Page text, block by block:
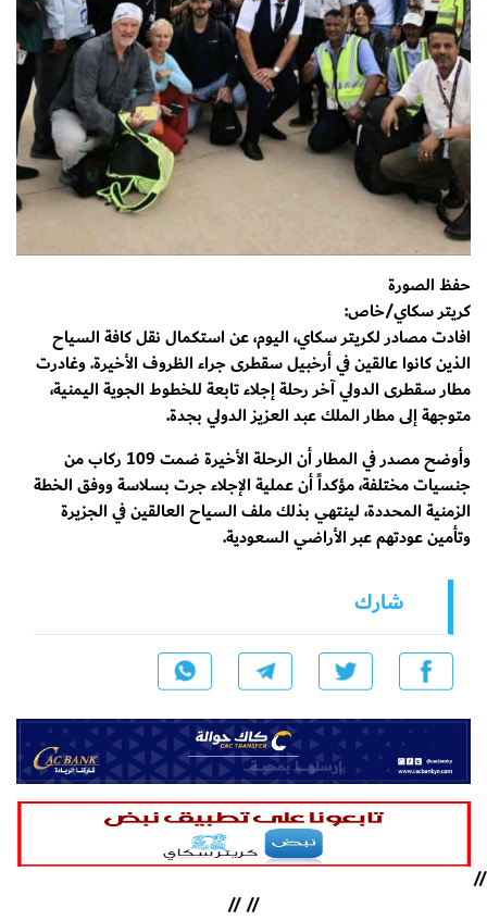
حفظ الصورة
كريتر سكاي/خاص:
افادت مصادر لكريتر سكاي، اليوم، عن استكمال نقل كافة السياح
الذين كانوا عالقين في أرخبيل سقطرى جراء الظروف الأخيرة. وغادرت
مطار سقطرى الدولي آخر رحلة إجلاء تابعة للخطوط الجوية اليمنية،
متوجهة إلى مطار الملك عبد العزيز الدولي بجدة.
​وأوضح مصدر في المطار أن الرحلة الأخيرة ضمت 109 ركاب من
جنسيات مختلفة، مؤكداً أن عملية الإجلاء جرت بسلاسة ووفق الخطة
الزمنية المحددة، لينتهي بذلك ملف السياح العالقين في الجزيرة
وتأمين عودتهم عبر الأراضي السعودية.
شارك
//
//
//